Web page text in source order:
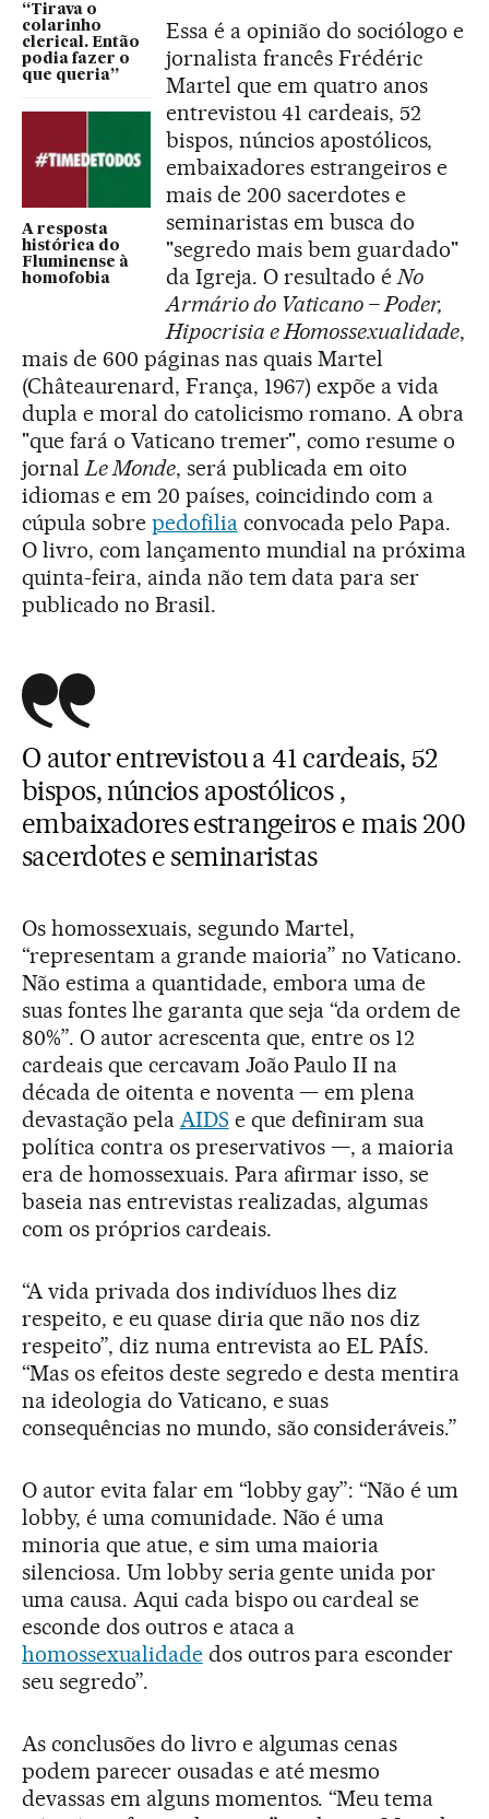
“Tirava o
colarinho
clerical. Então
podia fazer o
que queria”
A resposta
histórica do
Fluminense à
homofobia
Essa é a opinião do sociólogo e
jornalista francês Frédéric
Martel que em quatro anos
entrevistou 41 cardeais, 52
bispos, núncios apostólicos,
embaixadores estrangeiros e
mais de 200 sacerdotes e
seminaristas em busca do
"segredo mais bem guardado"
da Igreja. O resultado é No
Armário do Vaticano – Poder,
Hipocrisia e Homossexualidade,
mais de 600 páginas nas quais Martel
(Châteaurenard, França, 1967) expõe a vida
dupla e moral do catolicismo romano. A obra
"que fará o Vaticano tremer", como resume o
jornal Le Monde, será publicada em oito
idiomas e em 20 países, coincidindo com a
cúpula sobre pedofiliaconvocada pelo Papa.
O livro, com lançamento mundial na próxima
quinta-feira, ainda não tem data para ser
publicado no Brasil.
O autor entrevistou a 41 cardeais, 52
bispos, núncios apostólicos ,
embaixadores estrangeiros e mais 200
sacerdotes e seminaristas
Os homossexuais, segundo Martel,
“representam a grande maioria” no Vaticano.
Não estima a quantidade, embora uma de
suas fontes lhe garanta que seja “da ordem de
80%”. O autor acrescenta que, entre os 12
cardeais que cercavam João Paulo II na
década de oitenta e noventa — em plena
devastação pela AIDS e que definiram sua
política contra os preservativos —, a maioria
era de homossexuais. Para afirmar isso, se
baseia nas entrevistas realizadas, algumas
com os próprios cardeais.
“A vida privada dos indivíduos lhes diz
respeito, e eu quase diria que não nos diz
respeito”, diz numa entrevista ao EL PAÍS.
“Mas os efeitos deste segredo e desta mentira
na ideologia do Vaticano, e suas
consequências no mundo, são consideráveis.”
O autor evita falar em “lobby gay”: “Não é um
lobby, é uma comunidade. Não é uma
minoria que atue, e sim uma maioria
silenciosa. Um lobby seria gente unida por
uma causa. Aqui cada bispo ou cardeal se
esconde dos outros e ataca a
homossexualidadedos outros para esconder
seu segredo”.
As conclusões do livro e algumas cenas
podem parecer ousadas e até mesmo
devassas em alguns momentos. “Meu tema